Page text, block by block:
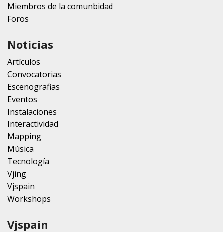
Miembros de la comunbidad
Foros
Noticias
Artículos
Convocatorias
Escenografias
Eventos
Instalaciones
Interactividad
Mapping
Música
Tecnología
Vjing
Vjspain
Workshops
Vjspain